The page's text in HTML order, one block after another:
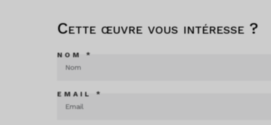
Cette œuvre vous intéresse ?
NOM *
EMAIL *